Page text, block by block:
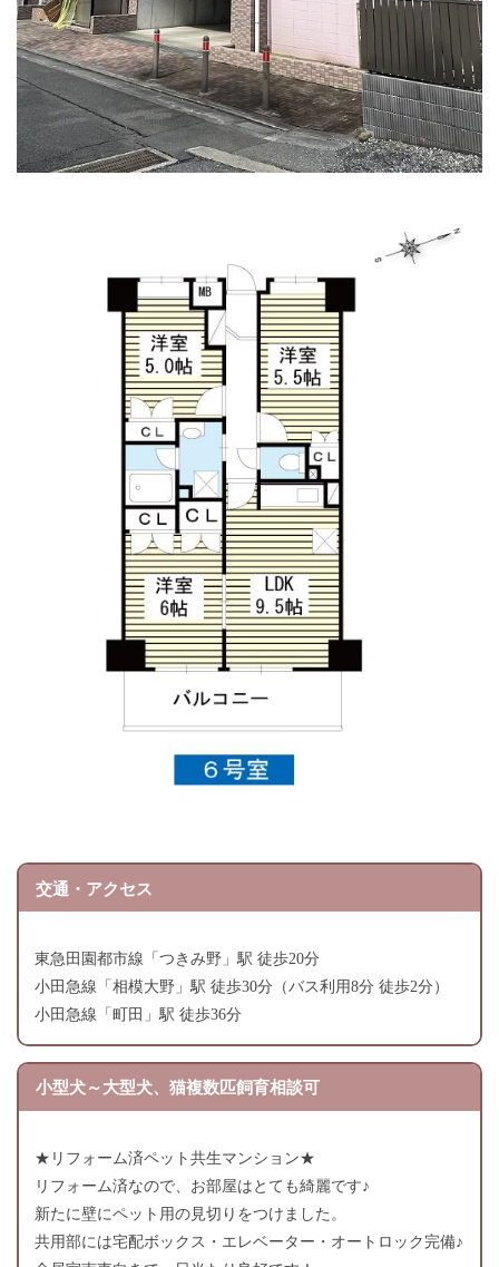
交通・アクセス
東急田園都市線「つきみ野」駅 徒歩20分
小田急線「相模大野」駅 徒歩30分（バス利用8分 徒歩2分）
小田急線「町田」駅 徒歩36分
小型犬～大型犬、猫複数匹飼育相談可
★リフォーム済ペット共生マンション★
リフォーム済なので、お部屋はとても綺麗です♪
新たに壁にペット用の見切りをつけました。
共用部には宅配ボックス・エレベーター・オートロック完備♪